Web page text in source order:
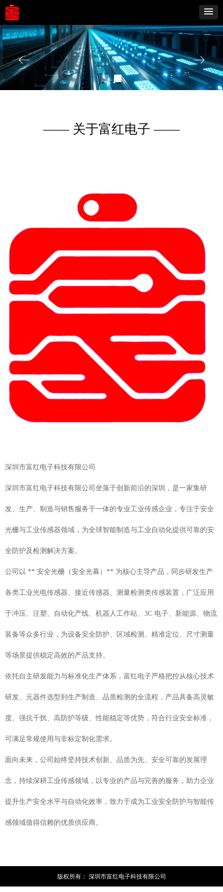
ꂃ ꁹ
—— 关于富红电子 ——
深圳市富红电子科技有限公司
深圳市富红电子科技有限公司坐落于创新前沿的深圳，是一家集研
发、生产、制造与销售服务于一体的专业工业传感企业，专注于安全
光栅与工业传感器领域，为全球智能制造与工业自动化提供可靠的安
全防护及检测解决方案。
公司以 ** 安全光栅（安全光幕）** 为核心主导产品，同步研发生产
各类工业光电传感器、接近传感器、测量检测类传感装置，广泛应用
于冲压、注塑、自动化产线、机器人工作站、3C 电子、新能源、物流
装备等众多行业，为设备安全防护、区域检测、精准定位、尺寸测量
等场景提供稳定高效的产品支持。
依托自主研发能力与标准化生产体系，富红电子严格把控从核心技术
研发、元器件选型到生产制造、品质检测的全流程，产品具备高灵敏
度、强抗干扰、高防护等级、性能稳定等优势，符合行业安全标准，
可满足常规使用与非标定制化需求。
面向未来，公司始终坚持技术创新、品质为先、安全可靠的发展理
念，持续深耕工业传感领域，以专业的产品与完善的服务，助力企业
提升生产安全水平与自动化效率，致力于成为工业安全防护与智能传
感领域值得信赖的优质供应商。
版权所有： 深圳市富红电子科技有限公司